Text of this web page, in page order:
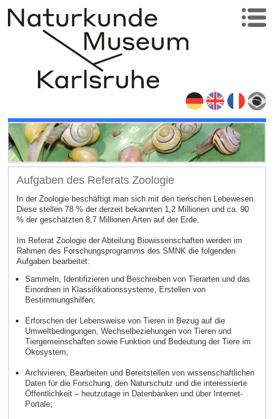
Aufgaben des Referats Zoologie
In der Zoologie beschäftigt man sich mit den tierischen Lebewesen.
Diese stellen 78 % der derzeit bekannten 1,2 Millionen und ca. 90
% der geschätzten 8,7 Millionen Arten auf der Erde.
Im Referat Zoologie der Abteilung Biowissenschaften werden im
Rahmen des Forschungsprogramms des SMNK die folgenden
Aufgaben bearbeitet:
Sammeln, Identifizieren und Beschreiben von Tierarten und das
Einordnen in Klassifikationssysteme, Erstellen von
Bestimmungshilfen;
Erforschen der Lebensweise von Tieren in Bezug auf die
Umweltbedingungen, Wechselbeziehungen von Tieren und
Tiergemeinschaften sowie Funktion und Bedeutung der Tiere im
Ökosystem;
Archivieren, Bearbeiten und Bereitstellen von wissenschaftlichen
Daten für die Forschung, den Naturschutz und die interessierte
Öffentlichkeit – heutzutage in Datenbanken und über Internet-
Portale;